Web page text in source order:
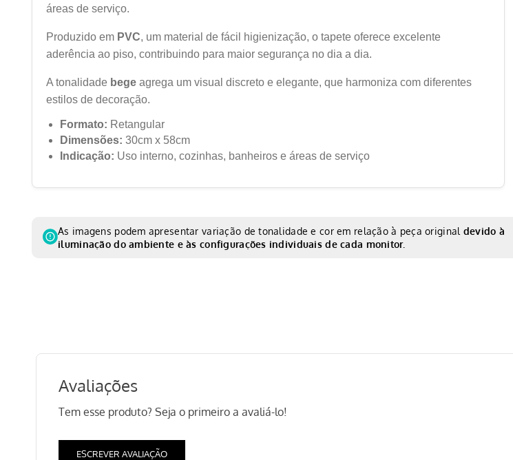
áreas de serviço.
Produzido em PVC, um material de fácil higienização, o tapete oferece excelente
aderência ao piso, contribuindo para maior segurança no dia a dia.
A tonalidade bege agrega um visual discreto e elegante, que harmoniza com diferentes
estilos de decoração.
Formato: Retangular
Dimensões: 30cm x 58cm
Indicação: Uso interno, cozinhas, banheiros e áreas de serviço
As imagens podem apresentar variação de tonalidade e cor em relação à peça original devido à
iluminação do ambiente e às configurações individuais de cada monitor.
Avaliações
Tem esse produto? Seja o primeiro a avaliá-lo!
ESCREVER AVALIAÇÃO